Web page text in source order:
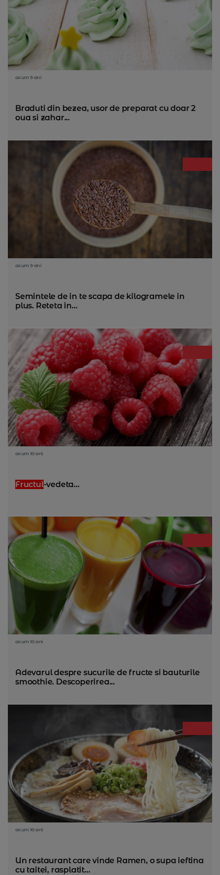
acum 9 ani
Braduti din bezea, usor de preparat cu doar 2
oua si zahar...
acum 9 ani
Semintele de in te scapa de kilogramele in
plus. Reteta in...
acum 10 ani
Fructul-vedeta...
acum 10 ani
Adevarul despre sucurile de fructe si bauturile
smoothie. Descoperirea...
acum 10 ani
Un restaurant care vinde Ramen, o supa ieftina
cu taitei, rasplatit...